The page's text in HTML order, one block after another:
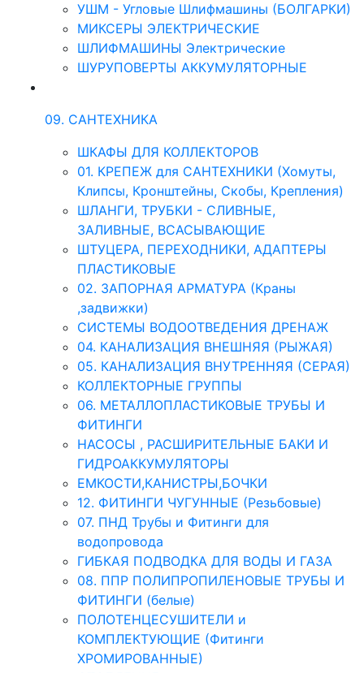
УШМ - Угловые Шлифмашины (БОЛГАРКИ)
МИКСЕРЫ ЭЛЕКТРИЧЕСКИЕ
ШЛИФМАШИНЫ Электрические
ШУРУПОВЕРТЫ АККУМУЛЯТОРНЫЕ
09. САНТЕХНИКА
ШКАФЫ ДЛЯ КОЛЛЕКТОРОВ
01. КРЕПЕЖ для САНТЕХНИКИ (Хомуты,
Клипсы, Кронштейны, Скобы, Крепления)
ШЛАНГИ, ТРУБКИ - СЛИВНЫЕ,
ЗАЛИВНЫЕ, ВСАСЫВАЮЩИЕ
ШТУЦЕРА, ПЕРЕХОДНИКИ, АДАПТЕРЫ
ПЛАСТИКОВЫЕ
02. ЗАПОРНАЯ АРМАТУРА (Краны
,задвижки)
СИСТЕМЫ ВОДООТВЕДЕНИЯ ДРЕНАЖ
04. КАНАЛИЗАЦИЯ ВНЕШНЯЯ (РЫЖАЯ)
05. КАНАЛИЗАЦИЯ ВНУТРЕННЯЯ (СЕРАЯ)
КОЛЛЕКТОРНЫЕ ГРУППЫ
06. МЕТАЛЛОПЛАСТИКОВЫЕ ТРУБЫ И
ФИТИНГИ
НАСОСЫ , РАСШИРИТЕЛЬНЫЕ БАКИ И
ГИДРОАККУМУЛЯТОРЫ
ЕМКОСТИ,КАНИСТРЫ,БОЧКИ
12. ФИТИНГИ ЧУГУННЫЕ (Резьбовые)
07. ПНД Трубы и Фитинги для
водопровода
ГИБКАЯ ПОДВОДКА ДЛЯ ВОДЫ И ГАЗА
08. ППР ПОЛИПРОПИЛЕНОВЫЕ ТРУБЫ И
ФИТИНГИ (белые)
ПОЛОТЕНЦЕСУШИТЕЛИ и
КОМПЛЕКТУЮЩИЕ (Фитинги
ХРОМИРОВАННЫЕ)